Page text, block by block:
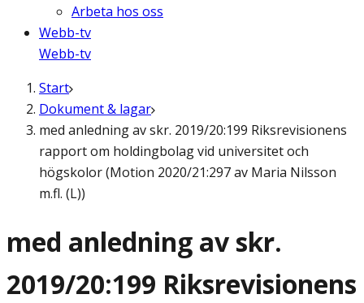
Arbeta hos oss
Webb-tv
Webb-tv
Start
Dokument & lagar
med anledning av skr. 2019/20:199 Riksrevisionens
rapport om holdingbolag vid universitet och
högskolor (Motion 2020/21:297 av Maria Nilsson
m.fl. (L))
med anledning av skr.
2019/20:199 Riksrevisionens